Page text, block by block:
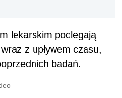
lekarskim podlegają
z upływem czasu,
badań.